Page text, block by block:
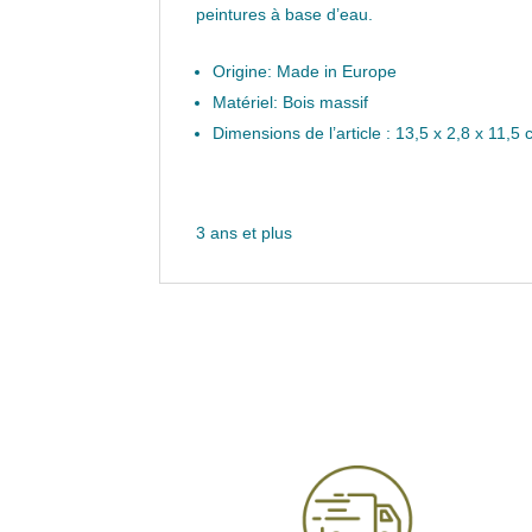
peintures à base d’eau.
Origine: Made in Europe
Matériel: Bois massif
Dimensions de l’article : 13,5 x 2,8 x 11,5
3 ans et plus